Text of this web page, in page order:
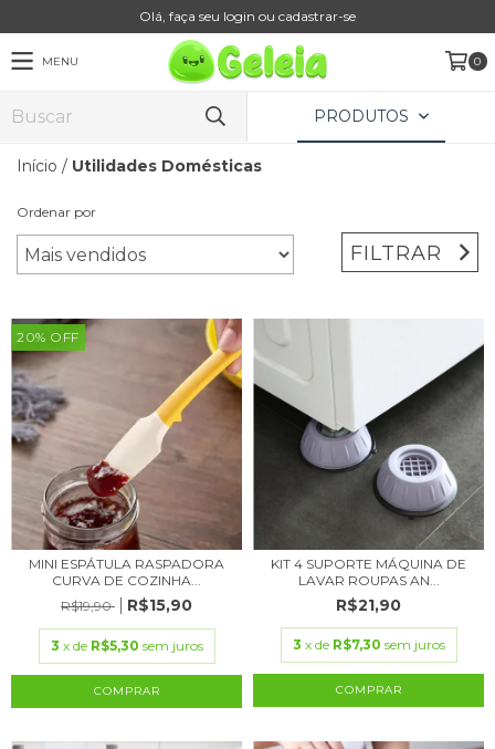
Olá, faça seu login ou cadastrar-se
MENU 0
PRODUTOS
Início / Utilidades Domésticas
Ordenar por
FILTRAR
20% OFF
MINI ESPÁTULA RASPADORA
CURVA DE COZINHA...
R$19,90
R$15,90
3 x de R$5,30 sem juros
KIT 4 SUPORTE MÁQUINA DE
LAVAR ROUPAS AN...
R$21,90
3 x de R$7,30 sem juros